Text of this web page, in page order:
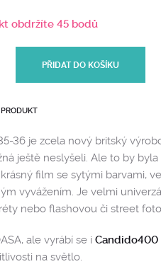
obdržíte 45 bodů
PŘIDAT DO KOŠÍKU
36 je zcela nový britský
ještě neslyšeli. Ale to by byla
krásný film se sytými barvami,
vyvážením. Je velmi
nebo flashovou či street
ale vyrábí se i Candido400
na světlo.